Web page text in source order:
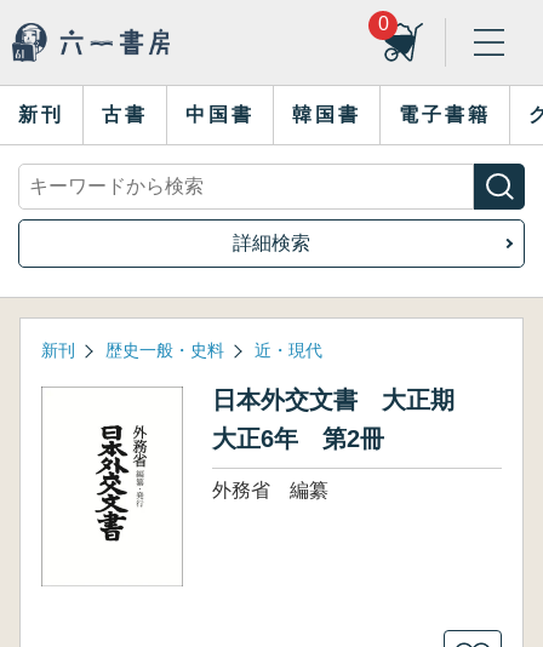
0
新刊 古書 中国書 韓国書 電子書籍
詳細検索
新刊 歴史一般・史料 近・現代
日本外交文書 大正期
大正6年 第2冊
外務省 編纂